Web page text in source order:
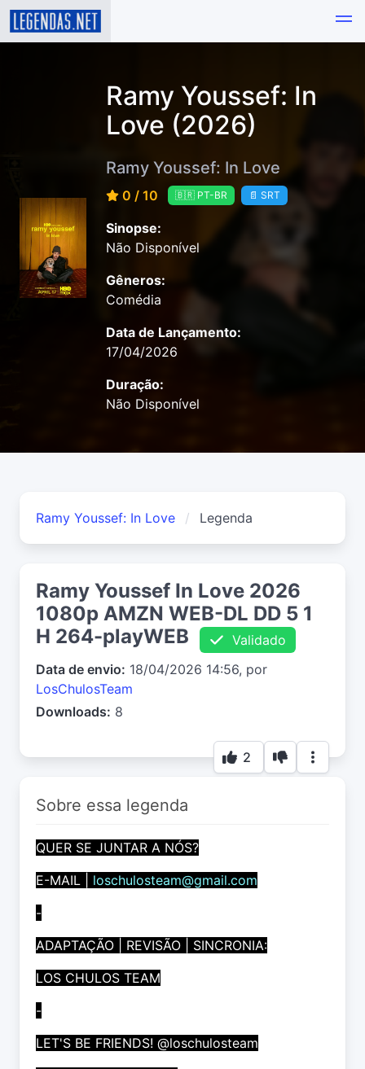
Ramy Youssef: In
Love (2026)
Ramy Youssef: In Love
0 / 10 🇧🇷 PT-BR 📄 SRT
Sinopse:
Não Disponível
Gêneros:
Comédia
Data de Lançamento:
17/04/2026
Duração:
Não Disponível
Ramy Youssef: In Love Legenda
Ramy Youssef In Love 2026
1080p AMZN WEB-DL DD 5 1
H 264-playWEB
Validado
Data de envio: 18/04/2026 14:56, por
LosChulosTeam
Downloads: 8
2
Sobre essa legenda
QUER SE JUNTAR A NÓS?
E-MAIL | loschulosteam@gmail.com
-
ADAPTAÇÃO | REVISÃO | SINCRONIA:
LOS CHULOS TEAM
-
LET'S BE FRIENDS! @loschulosteam